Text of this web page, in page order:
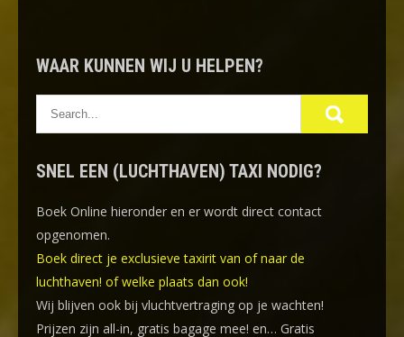
WAAR KUNNEN WIJ U HELPEN?
SNEL EEN (LUCHTHAVEN) TAXI NODIG?
Boek Online hieronder en er wordt direct contact
opgenomen.
Boek direct je exclusieve taxirit van of naar de
luchthaven! of welke plaats dan ook!
Wij blijven ook bij vluchtvertraging op je wachten!
Prijzen zijn all-in, gratis bagage mee! en… Gratis